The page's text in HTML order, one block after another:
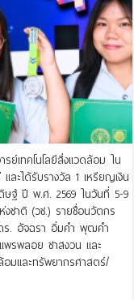
เทคโนโลยีสิ่งแวดล้อม ใน
ละได้รับรางวัล 1 เหรียญเงิน
ษฐ์ ปี พ.ศ. 2569 ในวันที่ 5-9
ชาติ (วช.) รายชื่อนวัตกร
. อัจฉรา อิ่มคำ พุฒคำ
พรพลอย ชาสงวน และ
มและทรัพยากรศาสตร์/